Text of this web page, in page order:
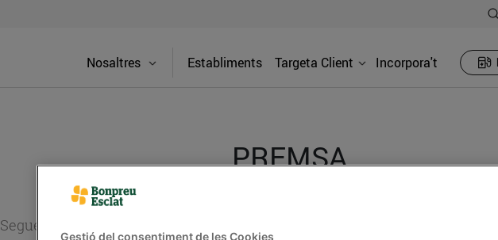
Nosaltres Establiments Targeta Client Incorpora't
PREMSA
Segueix l'actualitat dels supermercats Bonpreu i Esclat a través de la
Gestió del consentiment de les Cookies